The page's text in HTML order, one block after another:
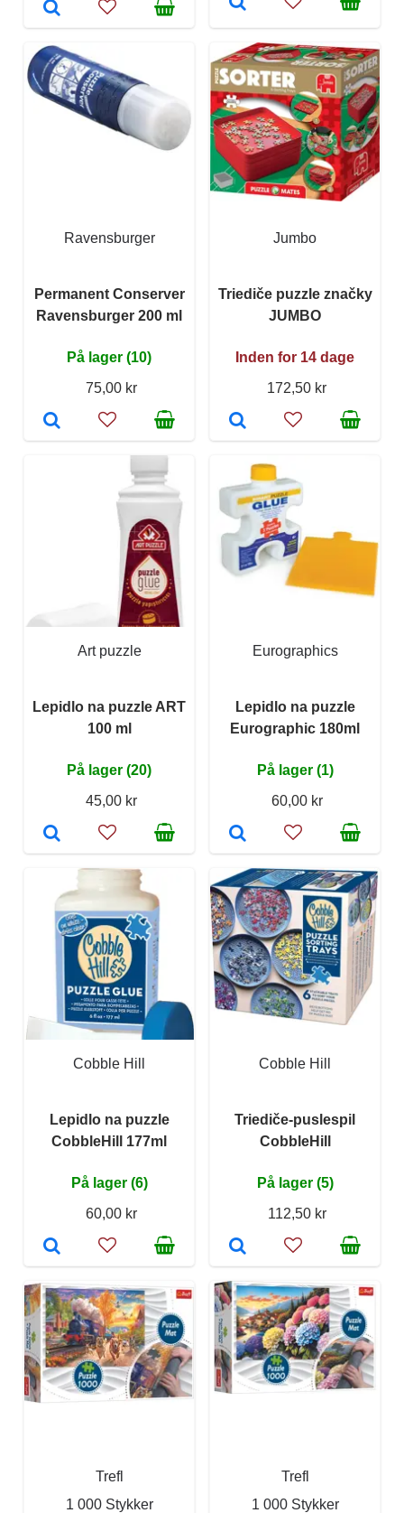
Ravensburger
Permanent Conserver
Ravensburger 200 ml
På lager (10)
75,00 kr
Jumbo
Triediče puzzle značky
JUMBO
Inden for 14 dage
172,50 kr
Art puzzle
Lepidlo na puzzle ART
100 ml
På lager (20)
45,00 kr
Eurographics
Lepidlo na puzzle
Eurographic 180ml
På lager (1)
60,00 kr
Cobble Hill
Lepidlo na puzzle
CobbleHill 177ml
På lager (6)
60,00 kr
Cobble Hill
Triediče-puslespil
CobbleHill
På lager (5)
112,50 kr
Trefl
1 000 Stykker
Trefl
1 000 Stykker